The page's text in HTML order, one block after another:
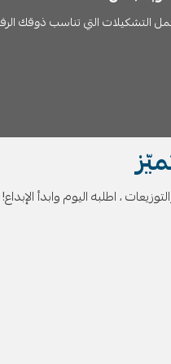
التشكيلات التي تناسب ذوقك
، اطلبه اليوم وابدأ الإبداع!